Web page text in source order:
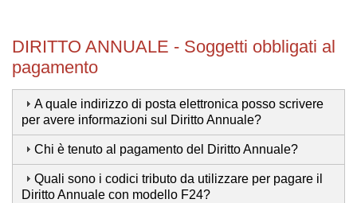
DIRITTO ANNUALE - Soggetti obbligati al
pagamento
A quale indirizzo di posta elettronica posso scrivere
per avere informazioni sul Diritto Annuale?
Chi è tenuto al pagamento del Diritto Annuale?
Quali sono i codici tributo da utilizzare per pagare il
Diritto Annuale con modello F24?